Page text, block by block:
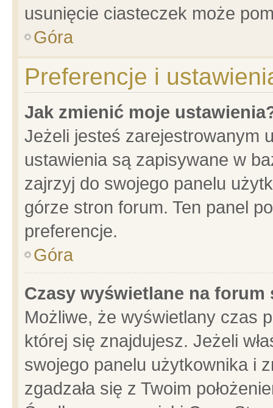
usunięcie ciasteczek może
Góra
Preferencje i
Jak zmienić moje
Jeżeli jesteś zarejestrowanym
ustawienia są zapisywane w
zajrzyj do swojego panelu
górze stron forum. Ten panel
preferencje.
Góra
Czasy wyświetlane na forum
Możliwe, że wyświetlany czas
której się znajdujesz. Jeżeli
swojego panelu użytkownika i
zgadzała się z Twoim